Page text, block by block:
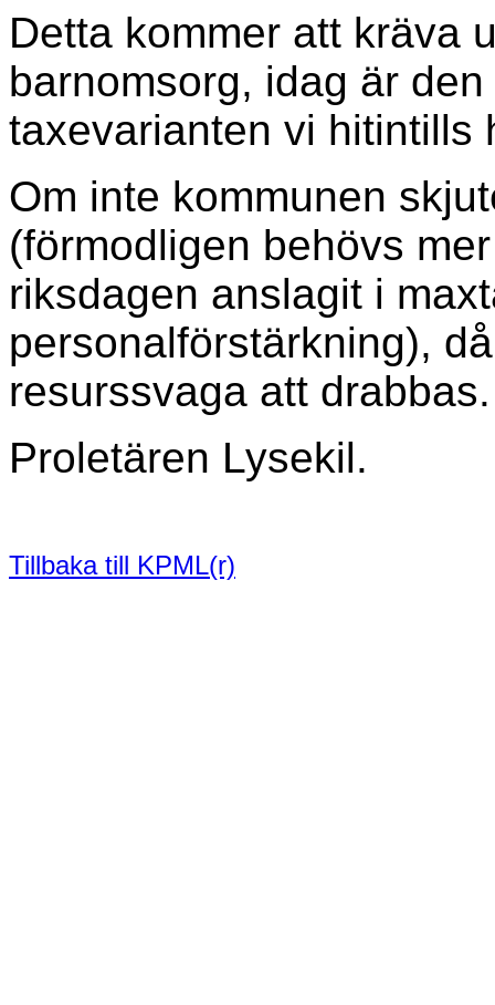
Detta kommer att kräva
barnomsorg, idag är
taxevarianten vi hitintills
Om inte kommunen
(förmodligen behövs
riksdagen anslagit i
personalförstärkning),
resurssvaga att drabbas.
Proletären Lysekil.
Tillbaka till KPML(r)